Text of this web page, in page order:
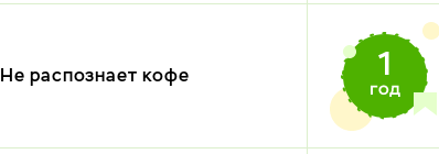
Не распознает кофе